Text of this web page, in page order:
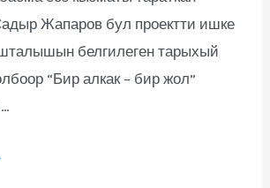
Жапаров бул проектти ишке
белгилеген тарыхый
“Бир алкак – бир жол”